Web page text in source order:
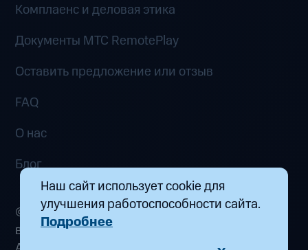
Наш сайт использует cookie для
улучшения работоспособности сайта.
Подробнее
Комплаенс и деловая этика
Документы MTC RemotePlay
Оставить предложение или отзыв
FAQ
О нас
Блог
© 2026 ООО «Маркетплейс распределенных
вычислений». Все права защищены